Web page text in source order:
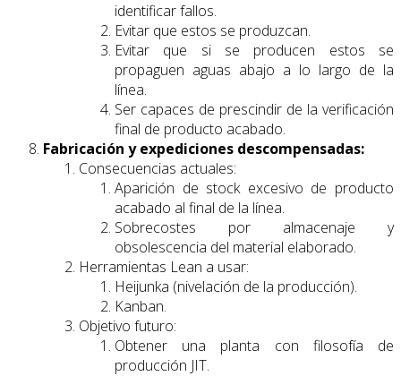
identificar fallos.
Evitar que estos se produzcan.
Evitar que si se producen estos se
propaguen aguas abajo a lo largo de la
línea.
Ser capaces de prescindir de la verificación
final de producto acabado.
Fabricación y expediciones descompensadas:
Consecuencias actuales:
Aparición de stock excesivo de producto
acabado al final de la línea.
Sobrecostes por almacenaje y
obsolescencia del material elaborado.
Herramientas Lean a usar:
Heijunka (nivelación de la producción).
Kanban.
Objetivo futuro:
Obtener una planta con filosofía de
producción JIT.